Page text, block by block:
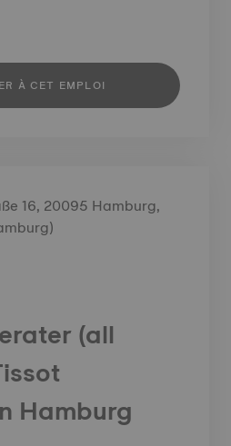
À CET EMPLOI
16, 20095 Hamburg,
(all
Hamburg